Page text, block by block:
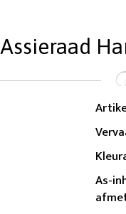
Assieraad
As-